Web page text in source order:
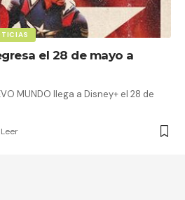
el 28 de mayo a
MUNDO llega a Disney+ el 28 de